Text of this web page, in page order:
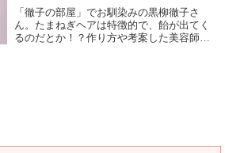
「徹子の部屋」でお馴染みの黒柳徹子さ
ん。たまねぎヘアは特徴的で、飴が出てく
るのだとか！？作り方や考案した美容師を